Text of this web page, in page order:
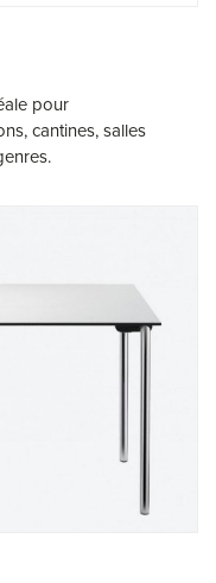
pour
cantines, salles